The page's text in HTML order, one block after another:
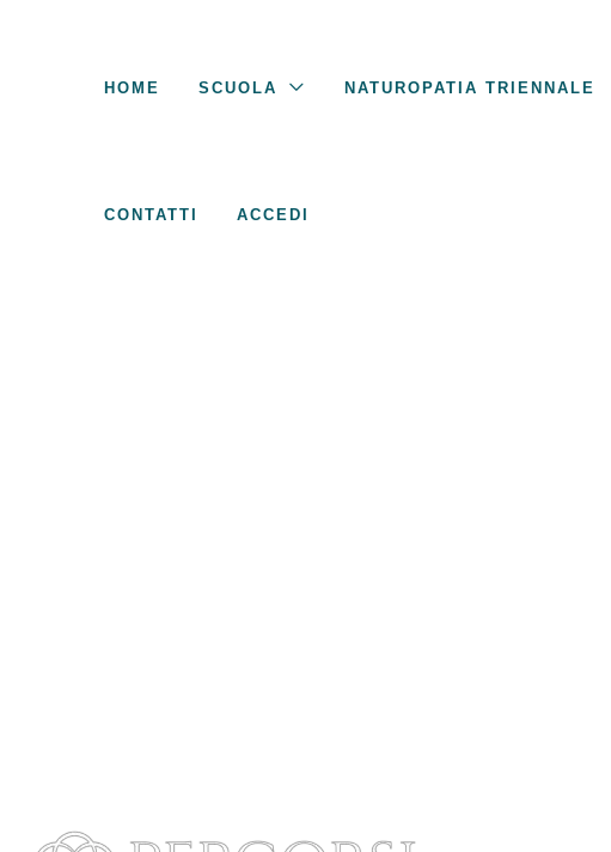
HOME SCUOLA NATUROPATIA TRIENNALE
CONTATTI ACCEDI